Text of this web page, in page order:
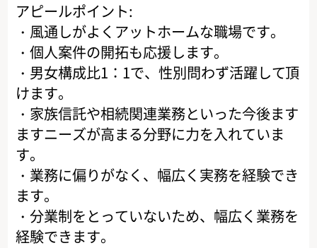
アピールポイント:
・風通しがよくアットホームな職場です。
・個人案件の開拓も応援します。
・男女構成比1：1で、性別問わず活躍して頂
けます。
・家族信託や相続関連業務といった今後ます
ますニーズが高まる分野に力を入れていま
す。
・業務に偏りがなく、幅広く実務を経験でき
ます。
・分業制をとっていないため、幅広く業務を
経験できます。